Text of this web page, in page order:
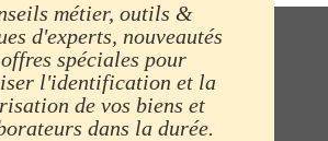
métier, outils &
d'experts, nouveautés
spéciales pour
l'identification et la
de vos biens et
dans la durée.